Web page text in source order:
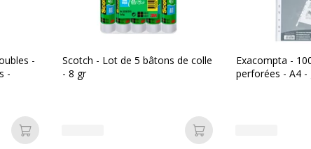
-
-
Ajouter au panier
Scotch - Lot de 5 bâtons de colle
- 8 gr
Ajouter au panier
Exacompta -
perforées - A4 -